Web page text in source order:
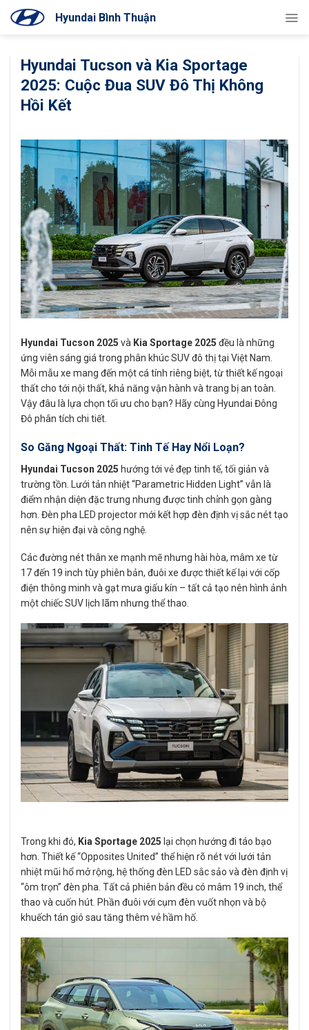
qua
dung
Hyundai Bình Thuận
Hyundai Tucson và Kia Sportage
2025: Cuộc Đua SUV Đô Thị Không
Hồi Kết
Hyundai Tucson 2025 và Kia Sportage 2025 đều là những
ứng viên sáng giá trong phân khúc SUV đô thị tại Việt Nam.
Mỗi mẫu xe mang đến một cá tính riêng biệt, từ thiết kế ngoại
thất cho tới nội thất, khả năng vận hành và trang bị an toàn.
Vậy đâu là lựa chọn tối ưu cho bạn? Hãy cùng Hyundai Đông
Đô phân tích chi tiết.
So Găng Ngoại Thất: Tinh Tế Hay Nổi Loạn?
Hyundai Tucson 2025 hướng tới vẻ đẹp tinh tế, tối giản và
trường tồn. Lưới tản nhiệt “Parametric Hidden Light” vẫn là
điểm nhận diện đặc trưng nhưng được tinh chỉnh gọn gàng
hơn. Đèn pha LED projector mới kết hợp đèn định vị sắc nét tạo
nên sự hiện đại và công nghệ.
Các đường nét thân xe mạnh mẽ nhưng hài hòa, mâm xe từ
17 đến 19 inch tùy phiên bản, đuôi xe được thiết kế lại với cốp
điện thông minh và gạt mưa giấu kín – tất cả tạo nên hình ảnh
một chiếc SUV lịch lãm nhưng thể thao.
Trong khi đó, Kia Sportage 2025 lại chọn hướng đi táo bạo
hơn. Thiết kế “Opposites United” thể hiện rõ nét với lưới tản
nhiệt mũi hổ mở rộng, hệ thống đèn LED sắc sảo và đèn định vị
“ôm trọn” đèn pha. Tất cả phiên bản đều có mâm 19 inch, thể
thao và cuốn hút. Phần đuôi với cụm đèn vuốt nhọn và bộ
khuếch tán gió sau tăng thêm vẻ hầm hố.